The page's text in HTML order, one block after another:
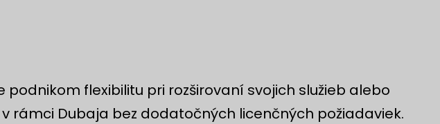
flexibilitu pri rozširovaní svojich služieb alebo
rámci Dubaja bez dodatočných licenčných požiadaviek.